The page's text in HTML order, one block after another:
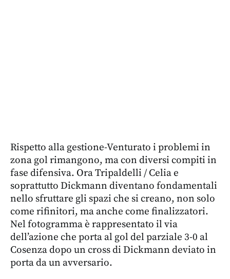
Rispetto alla gestione-Venturato i problemi in
zona gol rimangono, ma con diversi compiti in
fase difensiva. Ora Tripaldelli / Celia e
soprattutto Dickmann diventano fondamentali
nello sfruttare gli spazi che si creano, non solo
come rifinitori, ma anche come finalizzatori.
Nel fotogramma è rappresentato il via
dell’azione che porta al gol del parziale 3-0 al
Cosenza dopo un cross di Dickmann deviato in
porta da un avversario.